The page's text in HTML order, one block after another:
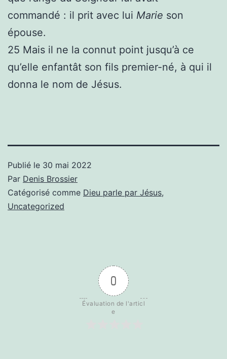
commandé : il prit avec lui Marie son
épouse.
25 Mais il ne la connut point jusqu’à ce
qu’elle enfantât son fils premier-né, à qui il
donna le nom de Jésus.
Publié le 30 mai 2022
Par Denis Brossier
Catégorisé comme Dieu parle par Jésus,
Uncategorized
0
Évaluation de l'articl
e